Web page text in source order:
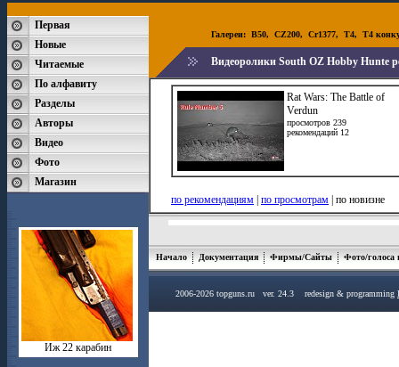
Первая
Новые
Читаемые
По алфавиту
Разделы
Авторы
Видео
Фото
Магазин
Иж 22 карабин
Галереи: B50, CZ200, Cr1377, T4, T4
Видеоролики South OZ Hobby Hunte
Rat Wars: The Battle of
Verdun
просмотров 239
рекомендаций 12
по рекомендациям по просмотрам | по новизне
Начало Документация Фирмы/Сайты Фото/голоса
2006-2026 topguns.ru ver. 24.3 redesign & programming